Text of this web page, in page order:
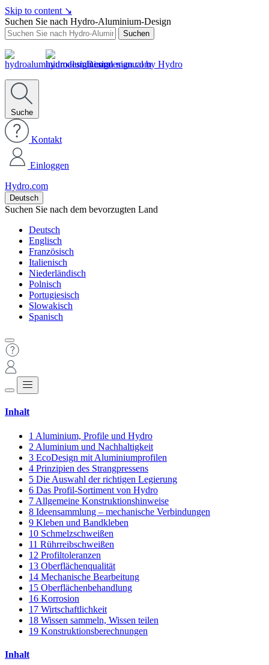
Skip to content ↘
Suchen Sie nach Hydro-Aluminium-Design
Suchen
Design manual by Hydro
Suche
Kontakt
Einloggen
Hydro.com
Deutsch
Suchen Sie nach dem bevorzugten Land
Deutsch
Englisch
Französisch
Italienisch
Niederländisch
Polnisch
Portugiesisch
Slowakisch
Spanisch
Inhalt
1 Aluminium, Profile und Hydro
2 Aluminium und Nachhaltigkeit
3 EcoDesign mit Aluminiumprofilen
4 Prinzipien des Strangpressens
5 Die Auswahl der richtigen Legierung
6 Das Profil-Sortiment von Hydro
7 Allgemeine Konstruktionshinweise
8 Ideensammlung – mechanische Verbindungen
9 Kleben und Bandkleben
10 Schmelzschweißen
11 Rührreibschweißen
12 Profiltoleranzen
13 Oberflächenqualität
14 Mechanische Bearbeitung
15 Oberflächenbehandlung
16 Korrosion
17 Wirtschaftlichkeit
18 Wissen sammeln, Wissen teilen
19 Konstruktionsberechnungen
Inhalt